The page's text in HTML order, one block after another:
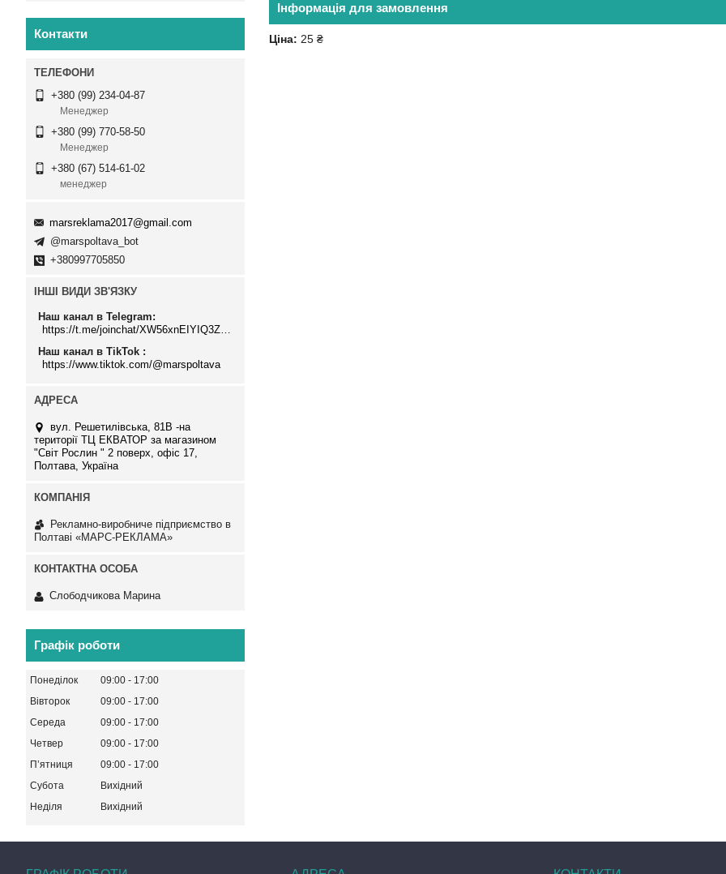
Інформація для замовлення
Ціна: 25 ₴
Контакти
+380 (99) 234-04-87
Менеджер
+380 (99) 770-58-50
Менеджер
+380 (67) 514-61-02
менеджер
marsreklama2017@gmail.com
@marspoltava_bot
+380997705850
ІНШІ ВИДИ ЗВ'ЯЗКУ
Наш канал в Telegram
https://t.me/joinchat/XW56xnEIYIQ3ZTJi
Наш канал в TikTok
https://www.tiktok.com/@marspoltava
вул. Решетилівська, 81В -на
території ТЦ ЕКВАТОР за магазином
"Світ Рослин " 2 поверх, офіс 17,
Полтава, Україна
Рекламно-виробниче підприємство в
Полтаві «МАРС-РЕКЛАМА»
Слободчикова Марина
Графік роботи
Понеділок 09:00
17:00
Вівторок
09:00
17:00
Середа
09:00
17:00
Четвер
09:00
17:00
Пʼятниця
09:00
17:00
Субота
Вихідний
Неділя
Вихідний